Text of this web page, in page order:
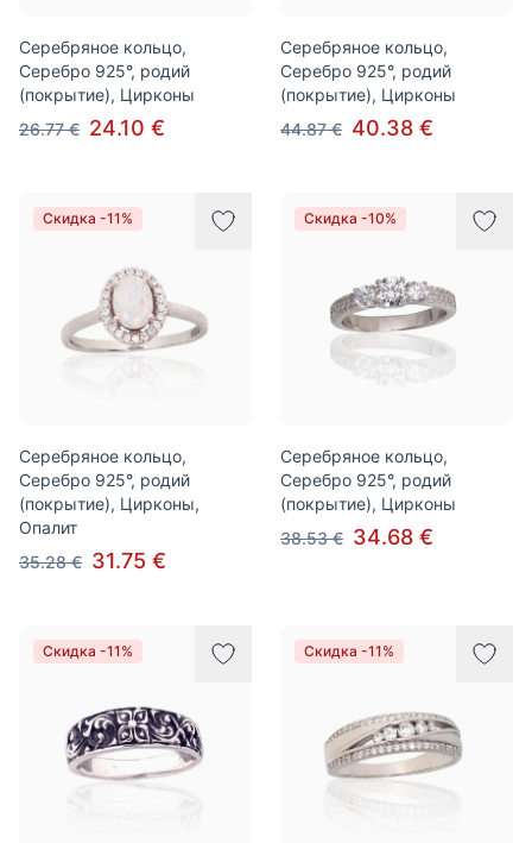
Серебряное кольцо,
Серебро 925°, родий
(покрытие), Цирконы
26.77 € 24.10 €
Серебряное кольцо,
Серебро 925°, родий
(покрытие), Цирконы
44.87 € 40.38 €
Скидка -11%
Серебряное кольцо,
Серебро 925°, родий
(покрытие), Цирконы,
Опалит
35.28 € 31.75 €
Скидка -10%
Серебряное кольцо,
Серебро 925°, родий
(покрытие), Цирконы
38.53 € 34.68 €
Скидка -11% Скидка -11%